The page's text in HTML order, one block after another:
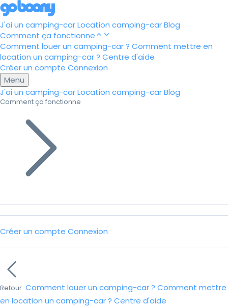
J'ai un camping-carLocation camping-carBlog
Comment ça fonctionne
Comment louer un camping-car ? Comment mettre en
location un camping-car ? Centre d'aide
Créer un compte Connexion
Menu
J'ai un camping-carLocation camping-carBlog
Comment ça fonctionne
Créer un compte Connexion
Retour Comment louer un camping-car ? Comment mettre
en location un camping-car ? Centre d'aide